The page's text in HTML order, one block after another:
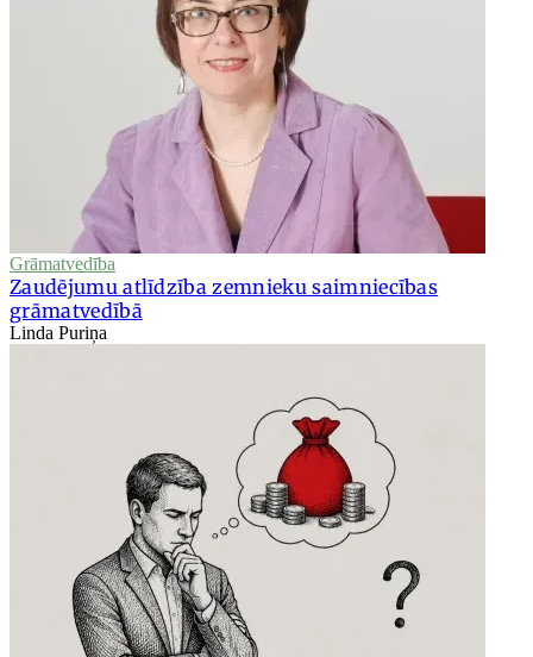
Grāmatvedība
Zaudējumu atlīdzība zemnieku saimniecības
grāmatvedībā
Linda Puriņa